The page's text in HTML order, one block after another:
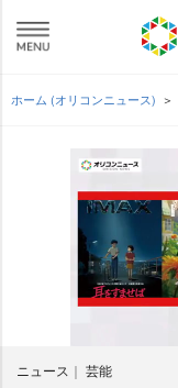
ホーム (オリコンニュース)
ニュース 芸能